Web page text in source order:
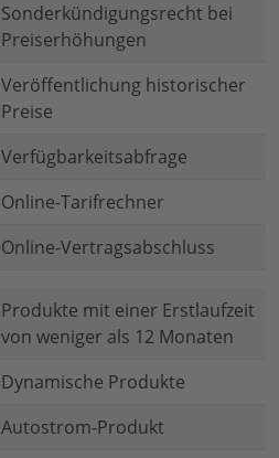
Sonderkündigungsrecht bei
Preiserhöhungen
Veröffentlichung historischer
Preise
Verfügbarkeitsabfrage
Online-Tarifrechner
Online-Vertragsabschluss
Produkte mit einer Erstlaufzeit
von weniger als 12 Monaten
Dynamische Produkte
Autostrom-Produkt